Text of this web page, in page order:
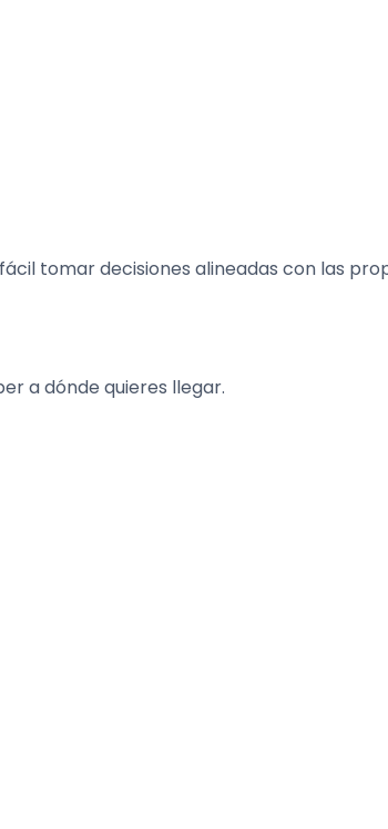
tomar decisiones alineadas con las
a dónde quieres llegar.